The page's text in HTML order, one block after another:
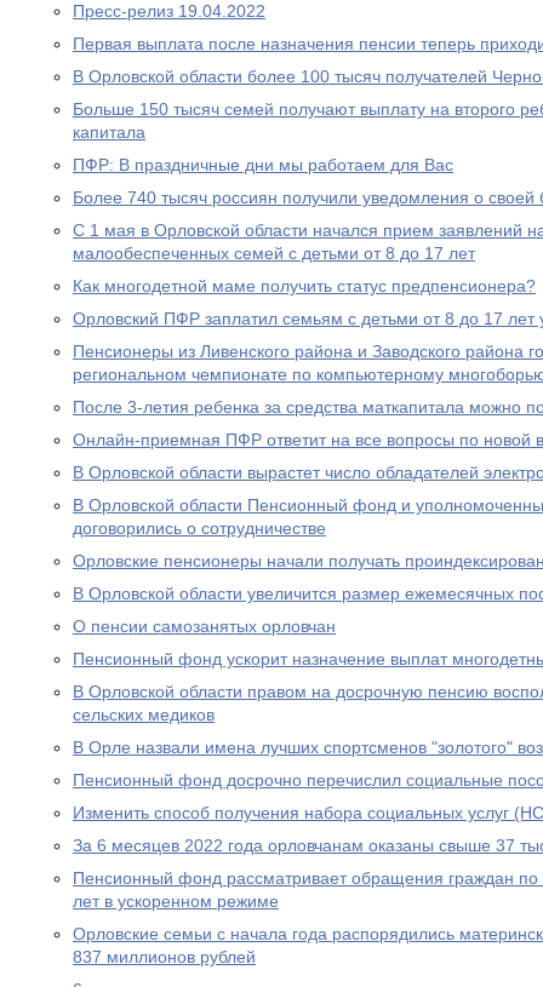
Пресс-релиз 19.04.2022
Первая выплата после назначения пенсии теперь
В Орловской области более 100 тысяч получателей
Больше 150 тысяч семей получают выплату на второго
капитала
ПФР: В праздничные дни мы работаем для Вас
Более 740 тысяч россиян получили уведомления о
С 1 мая в Орловской области начался прием заявлений
малообеспеченных семей с детьми от 8 до 17 лет
Как многодетной маме получить статус предпенсионера?
Орловский ПФР заплатил семьям с детьми от 8 до 17
Пенсионеры из Ливенского района и Заводского района
региональном чемпионате по компьютерному
После 3-летия ребенка за средства маткапитала можно
Онлайн-приемная ПФР ответит на все вопросы по новой
В Орловской области вырастет число обладателей
В Орловской области Пенсионный фонд и
договорились о сотрудничестве
Орловские пенсионеры начали получать
В Орловской области увеличится размер ежемесячных
О пенсии самозанятых орловчан
Пенсионный фонд ускорит назначение выплат
В Орловской области правом на досрочную пенсию
сельских медиков
В Орле назвали имена лучших спортсменов "золотого"
Пенсионный фонд досрочно перечислил социальные
Изменить способ получения набора социальных услуг
За 6 месяцев 2022 года орловчанам оказаны свыше 37
Пенсионный фонд рассматривает обращения граждан по
лет в ускоренном режиме
Орловские семьи с начала года распорядились
837 миллионов рублей